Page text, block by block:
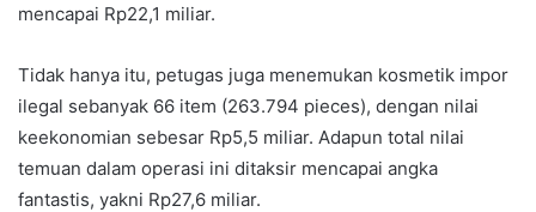
mencapai Rp22,1 miliar.
Tidak hanya itu, petugas juga menemukan kosmetik impor
ilegal sebanyak 66 item (263.794 pieces), dengan nilai
keekonomian sebesar Rp5,5 miliar. Adapun total nilai
temuan dalam operasi ini ditaksir mencapai angka
fantastis, yakni Rp27,6 miliar.